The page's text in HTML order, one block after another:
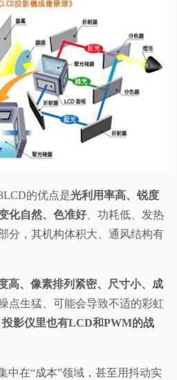
的优点是光利用率高、锐度
化自然、色准好、功耗低、发热
分，其机构体积大、通风结构有
高、像素排列紧密、尺寸小、成
点生猛、可能会导致不适的彩虹
投影仪里也有LCD和PWM的战
中在“成本”领域，甚至用抖动实